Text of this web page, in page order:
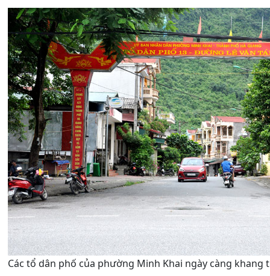
Các tổ dân phố của phường Minh Khai ngày càng khang